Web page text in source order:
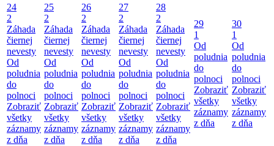
24
2
Záhada
čiernej
nevesty
Od
poludnia
do
polnoci
Zobraziť
všetky
záznamy
z dňa
25
2
Záhada
čiernej
nevesty
Od
poludnia
do
polnoci
Zobraziť
všetky
záznamy
z dňa
26
2
Záhada
čiernej
nevesty
Od
poludnia
do
polnoci
Zobraziť
všetky
záznamy
z dňa
27
2
Záhada
čiernej
nevesty
Od
poludnia
do
polnoci
Zobraziť
všetky
záznamy
z dňa
28
2
Záhada
čiernej
nevesty
Od
poludnia
do
polnoci
Zobraziť
všetky
záznamy
z dňa
29
1
Od
poludnia
do
polnoci
Zobraziť
všetky
záznamy
z dňa
30
1
Od
poludnia
do
polnoci
Zobraziť
všetky
záznamy
z dňa